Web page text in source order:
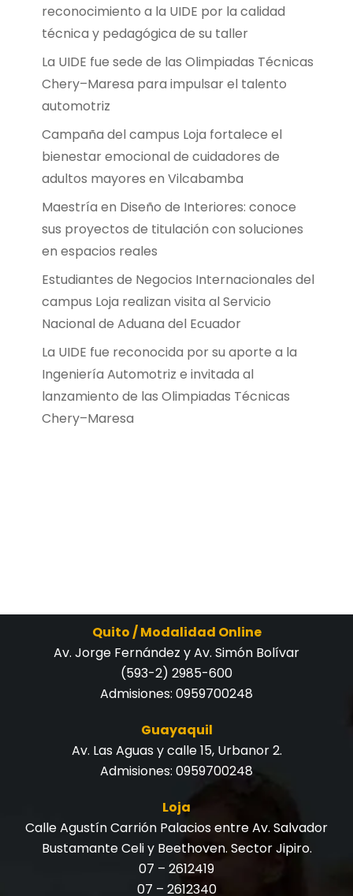
reconocimiento a la UIDE por la calidad
técnica y pedagógica de su taller
La UIDE fue sede de las Olimpiadas Técnicas
Chery–Maresa para impulsar el talento
automotriz
Campaña del campus Loja fortalece el
bienestar emocional de cuidadores de
adultos mayores en Vilcabamba
Maestría en Diseño de Interiores: conoce
sus proyectos de titulación con soluciones
en espacios reales
Estudiantes de Negocios Internacionales del
campus Loja realizan visita al Servicio
Nacional de Aduana del Ecuador
La UIDE fue reconocida por su aporte a la
Ingeniería Automotriz e invitada al
lanzamiento de las Olimpiadas Técnicas
Chery–Maresa
Quito / Modalidad Online
Av. Jorge Fernández y Av. Simón Bolívar
(593-2) 2985-600
Admisiones: 0959700248
Guayaquil
Av. Las Aguas y calle 15, Urbanor 2.
Admisiones: 0959700248
Loja
Calle Agustín Carrión Palacios entre Av. Salvador
Bustamante Celi y Beethoven. Sector Jipiro.
07 – 2612419
07 – 2612340